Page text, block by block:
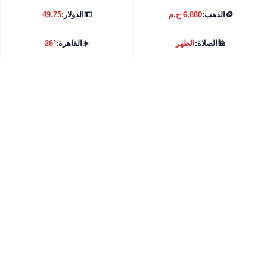
🪙 الذهب:6,880 ج.م 💵الدولار:49.75
🕌الصلاة:الظهر ☀️القاهرة:26°